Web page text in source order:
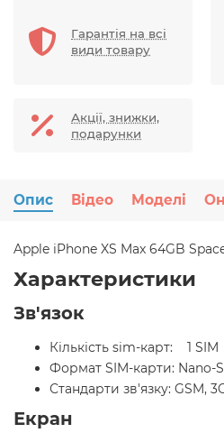
Гарантія на всі
види товару
Акції, знижки,
подарунки
Опис Відео Моделі
Apple iPhone XS Max 64GB
Характеристики
Зв'язок
Кількість sim-карт: 1 SIM
Формат SIM-карти: Nano-
Стандарти зв'язку: GSM,
Екран